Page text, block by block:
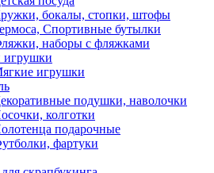
бокалы, стопки, штофы
Спортивные бутылки
наборы с фляжками
игрушки
подушки, наволочки
колготки
подарочные
фартуки